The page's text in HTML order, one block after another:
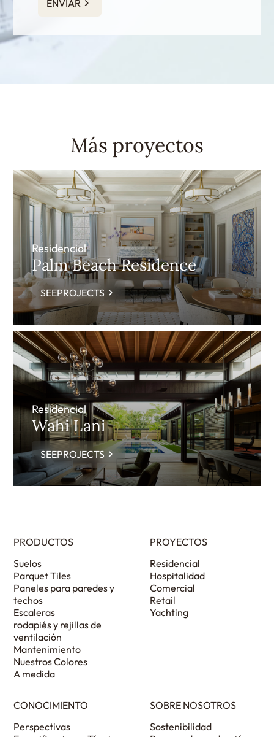
ENVIAR
Más proyectos
Residencial
Palm Beach Residence
SEEPROJECTS
Residencial
Wahi Lani
SEEPROJECTS
PRODUCTOS
Suelos
Parquet Tiles
Paneles para paredes y
techos
Escaleras
rodapiés y rejillas de
ventilación
Mantenimiento
Nuestros Colores
A medida
PROYECTOS
Residencial
Hospitalidad
Comercial
Retail
Yachting
CONOCIMIENTO
Perspectivas
SOBRE NOSOTROS
Sostenibilidad